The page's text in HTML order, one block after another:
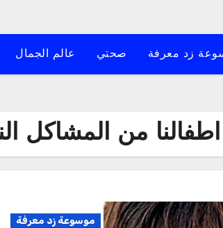
زد معرفة صحتي عالم الجمال
من المشاكل
موسوعة زد معرفة